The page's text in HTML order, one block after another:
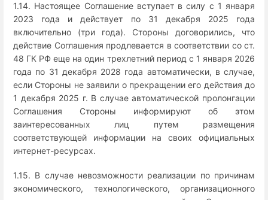
1.14. Настоящее Соглашение вступает в силу с 1 января
2023 года и действует по 31 декабря 2025 года
включительно (три года). Стороны договорились, что
действие Соглашения продлевается в соответствии со ст.
48 ГК РФ еще на один трехлетний период с 1 января 2026
года по 31 декабря 2028 года автоматически, в случае,
если Стороны не заявили о прекращении его действия до
1 декабря 2025 г. В случае автоматической пролонгации
Соглашения Стороны информируют об этом
заинтересованных лиц путем размещения
соответствующей информации на своих официальных
интернет-ресурсах.
1.15. В случае невозможности реализации по причинам
экономического, технологического, организационного